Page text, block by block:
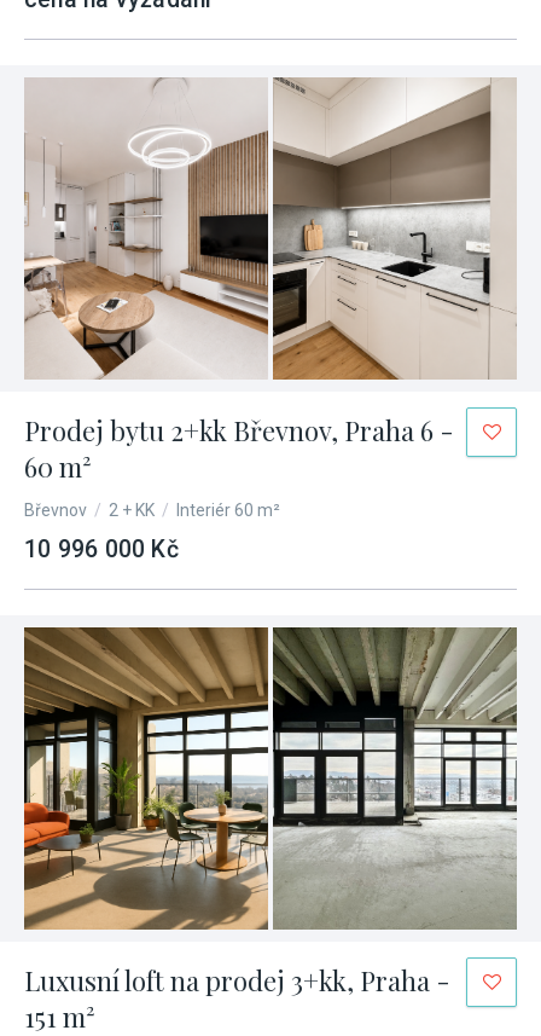
Prodej bytu 2+kk Břevnov, Praha 6 -
60 m²
Břevnov / 2 + KK / Interiér 60 m²
10 996 000 Kč
Luxusní loft na prodej 3+kk, Praha -
151 m²